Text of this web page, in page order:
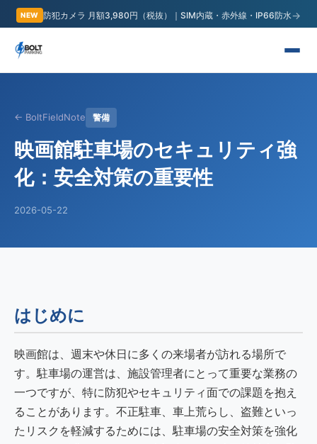
NEW 防犯カメラ 月額3,980円（税抜）｜SIM内蔵・赤外線・IP66防水→
← BoltFieldNote 警備
映画館駐車場のセキュリティ強
化：安全対策の重要性
2026-05-22
はじめに
映画館は、週末や休日に多くの来場者が訪れる場所で
す。駐車場の運営は、施設管理者にとって重要な業務の
一つですが、特に防犯やセキュリティ面での課題を抱え
ることがあります。不正駐車、車上荒らし、盗難といっ
たリスクを軽減するためには、駐車場の安全対策を強化